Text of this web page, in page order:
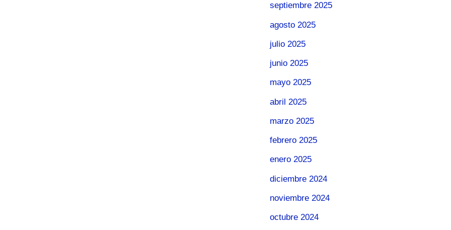
septiembre 2025
agosto 2025
julio 2025
junio 2025
mayo 2025
abril 2025
marzo 2025
febrero 2025
enero 2025
diciembre 2024
noviembre 2024
octubre 2024